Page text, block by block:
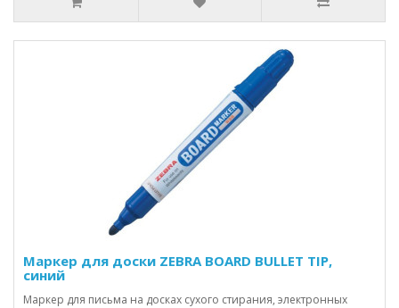
Маркер для доски ZEBRA BOARD BULLET TIP,
синий
Маркер для письма на досках сухого стирания, электронных